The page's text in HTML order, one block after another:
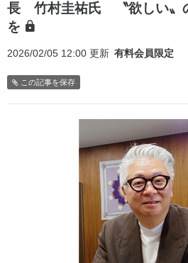
長 竹村圭祐氏 〝欲しい〟
を
2026/02/05 12:00 更新 有料会員限定
この記事を保存